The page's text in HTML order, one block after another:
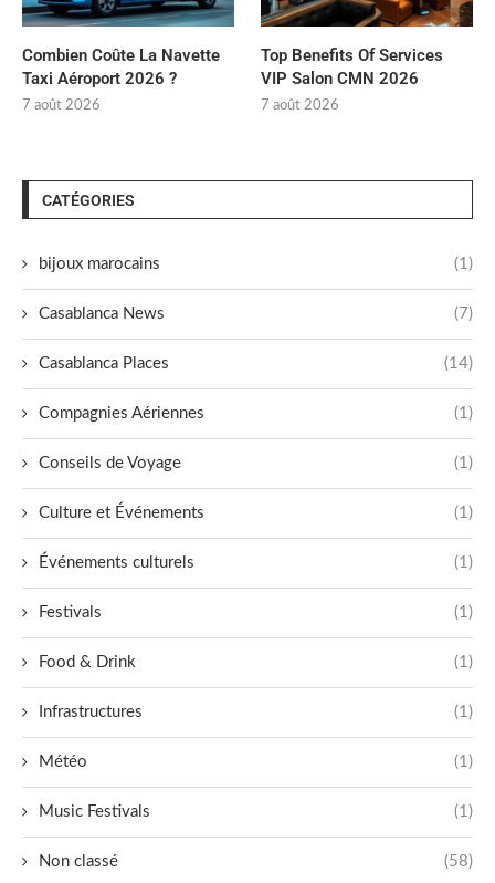
Combien Coûte La Navette
Taxi Aéroport 2026 ?
7 août 2026
Top Benefits Of Services
VIP Salon CMN 2026
7 août 2026
CATÉGORIES
bijoux marocains (1)
Casablanca News (7)
Casablanca Places (14)
Compagnies Aériennes (1)
Conseils de Voyage (1)
Culture et Événements (1)
Événements culturels (1)
Festivals (1)
Food & Drink (1)
Infrastructures (1)
Météo (1)
Music Festivals (1)
Non classé (58)